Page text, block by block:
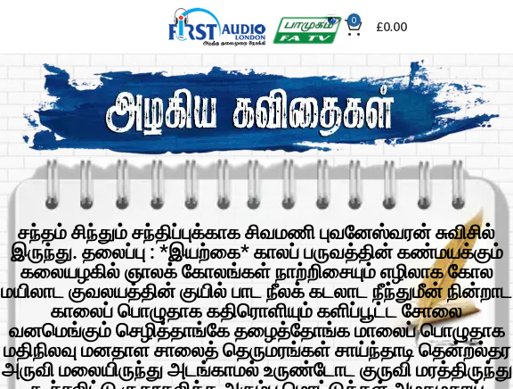
0 £0.00
சந்தம் சிந்தும் சந்திப்புக்காக சிவமணி புவனேஸ்வரன் சுவிசில்
இருந்து. தலைப்பு : *இயற்கை* காலப் பருவத்தின் கண்மயக்கும்
கலையழகில் ஞாலக் கோலங்கள் நாற்றிசையும் எழிலாக கோல
மயிலாட குவலயத்தின் குயில் பாட நீலக் கடலாட நீந்துமீன் நின்றாட
காலைப் பொழுதாக கதிரொளியும் களிப்பூட்ட சோலை
வனமெங்கும் செழித்தாங்கே தழைத்தோங்க மாலைப் பொழுதாக
மதிநிலவு மனதாள சாலைத் தெருமரங்கள் சாய்ந்தாடி தென்றல்தர
அருவி மலையிருந்து அடங்காமல் உருண்டோட குருவி மரத்திருந்து